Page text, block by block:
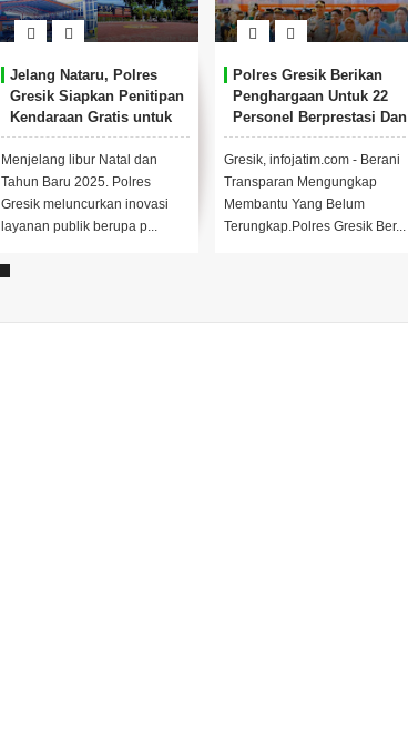
Jelang Nataru, Polres
Gresik Siapkan Penitipan
Kendaraan Gratis untuk
Warga
Menjelang libur Natal dan
Tahun Baru 2025. Polres
Gresik meluncurkan inovasi
layanan publik berupa p...
Polres Gresik Berikan
Penghargaan Untuk 22
Personel Berprestasi Dan
15 Tokoh Masyarakat
Gresik, infojatim.com - Berani
Transparan Mengungkap
Membantu Yang Belum
Terungkap.Polres Gresik Ber...